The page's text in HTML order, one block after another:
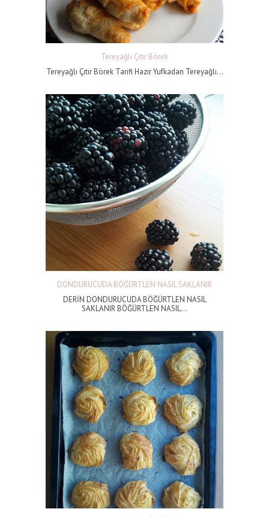
Tereyağlı Çıtır Börek
Tereyağlı Çıtır Börek Tarifi Hazır Yufkadan Tereyağlı...
DONDURUCUDA BÖĞÜRTLEN NASIL SAKLANIR
DERİN DONDURUCUDA BÖĞÜRTLEN NASIL
SAKLANIR BÖĞÜRTLEN NASIL...